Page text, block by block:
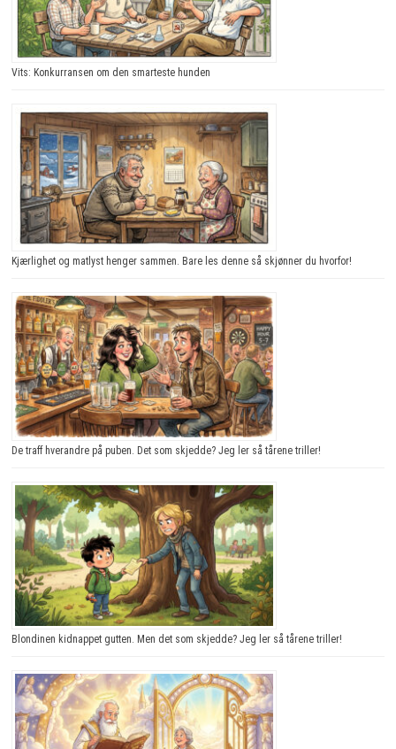
Vits: Konkurransen om den smarteste hunden
Kjærlighet og matlyst henger sammen. Bare les denne så skjønner du hvorfor!
De traff hverandre på puben. Det som skjedde? Jeg ler så tårene triller!
Blondinen kidnappet gutten. Men det som skjedde? Jeg ler så tårene triller!